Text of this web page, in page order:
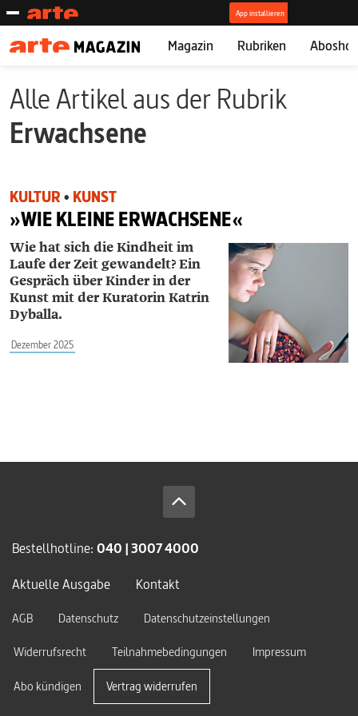
Magazin Rubriken
Alle Artikel aus der Rubrik
Erwachsene
KULTUR • KUNST
»WIE KLEINE ERWACHSENE«
Wie hat sich die Kindheit im
Laufe der Zeit gewandelt? Ein
Gespräch über Kinder in der
Kunst mit der Kuratorin Katrin
Dyballa.
Dezember 2025
Bestellhotline: 040 | 3007 4000
Aktuelle Ausgabe
Kontakt
AGB Datenschutz
Datenschutzeinstellungen
Widerrufsrecht
Teilnahmebedingungen Impressum
Abo kündigen Vertrag widerrufen